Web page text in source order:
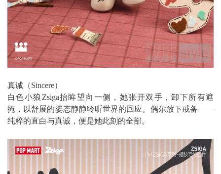
真诚（Sincere）
白色小狼Zsiga抬眸望向一侧，她张开双手，卸下所有遮
掩，以舒展的姿态静静聆听世界的回应。偶尔放下戒备——
纯粹的直白与真诚，便是她此刻的全部。